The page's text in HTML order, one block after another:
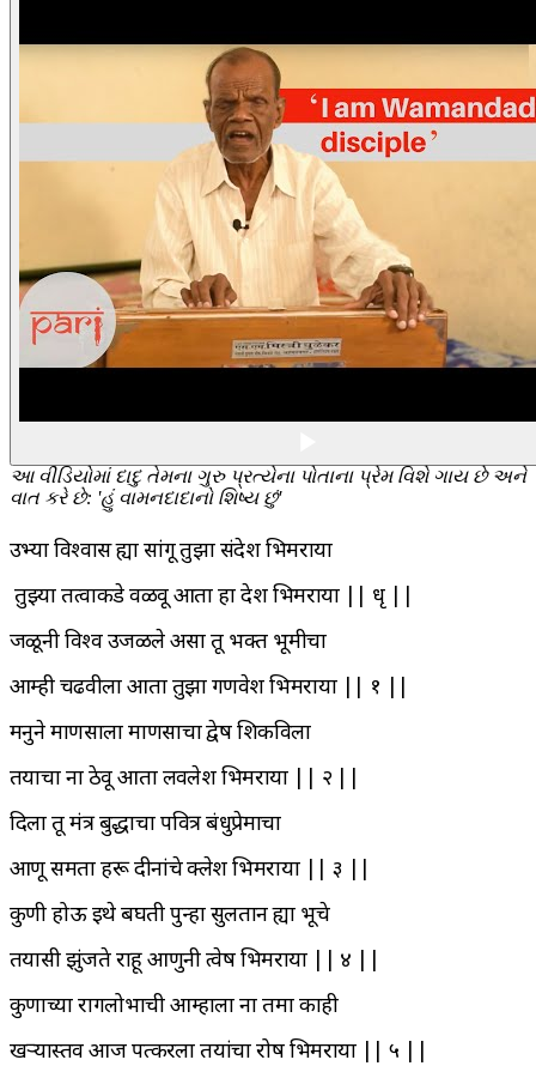
આ વીડિયોમાં દાદુ તેમના ગુરુ પ્રત્યેના પોતાના પ્રેમ વિશે ગાય છે અને
વાત કરે છે: 'હું વામનદાદાનો શિષ્ય છું'
उभ्या विश्वास ह्या सांगू तुझा संदेश भिमराया
तुझ्या तत्वाकडे वळवू आता हा देश भिमराया || धृ ||
जळूनी विश्व उजळीले असा तू भक्त भूमीचा
आम्ही चढवीला आता तुझा गणवेश भिमराया || १ ||
मनुने माणसाला माणसाचा द्वेष शिकविला
तयाचा ना ठेवू आता लवलेश भिमराया || २ ||
दिला तू मंत्र बुद्धाचा पवित्र बंधुप्रेमाचा
आणू समता हरू दीनांचे क्लेश भिमराया || ३ ||
कुणी होऊ इथे बघती पुन्हा सुलतान ह्या भूचे
तयासी झुंजते राहू आणुनी त्वेष भिमराया || ४ ||
कुणाच्या रागलोभाची आम्हाला ना तमा काही
खऱ्यास्तव आज पत्करला तयांचा रोष भिमराया || ५ ||